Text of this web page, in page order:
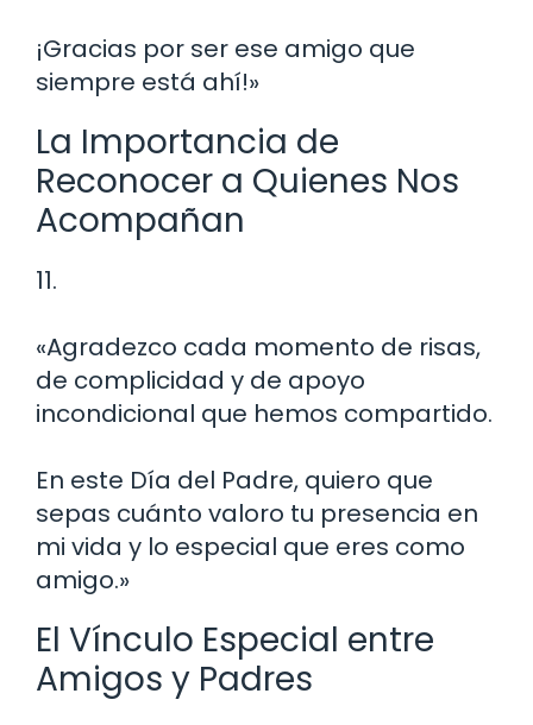
¡Gracias por ser ese amigo que
siempre está ahí!»
La Importancia de
Reconocer a Quienes Nos
Acompañan
11.
«Agradezco cada momento de risas,
de complicidad y de apoyo
incondicional que hemos compartido.
En este Día del Padre, quiero que
sepas cuánto valoro tu presencia en
mi vida y lo especial que eres como
amigo.»
El Vínculo Especial entre
Amigos y Padres